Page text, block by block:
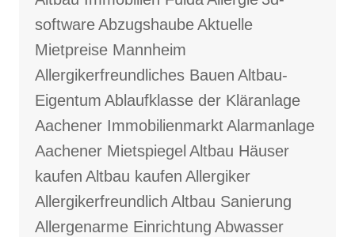
softwareAbzugshaubeAktuelle
Mietpreise Mannheim
Allergikerfreundliches Bauen Altbau-
Eigentum Ablaufklasse der Kläranlage
Aachener ImmobilienmarktAlarmanlage
Aachener Mietspiegel Altbau Häuser
kaufen Altbau kaufen Allergiker
Allergikerfreundlich Altbau Sanierung
Allergenarme Einrichtung Abwasser